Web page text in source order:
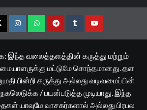
InstagramWhatsappTelegramTumblrYouTube
இந்த வலைத்தளத்தின் கருத்து மற்றும்
மட்டுமே சொந்தமானது. தள
கருத்து அல்லது வடிவமைப்பின்
/ பயன்படுத்த முடியாது. இந்த
யாவுமே வாசகர்களால் அல்லது பிரபல